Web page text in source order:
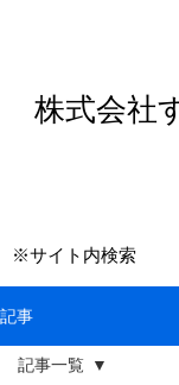
株式会社
※サイト内検索
記事
記事一覧